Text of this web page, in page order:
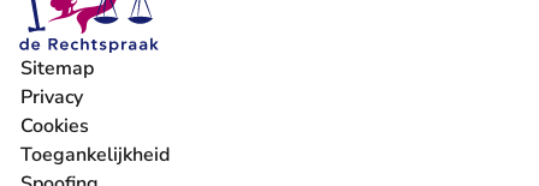
Sitemap
Privacy
Cookies
Toegankelijkheid